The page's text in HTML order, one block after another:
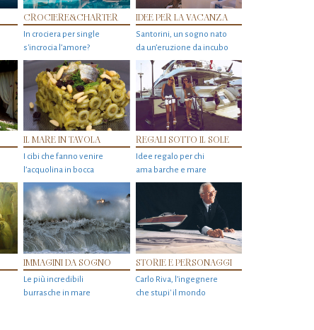
CROCIERE&CHARTER
In crociera per single
s'incrocia l’amore?
IDEE PER LA VACANZA
Santorini, un sogno nato
da un’eruzione da incubo
IL MARE IN TAVOLA
I cibi che fanno venire
l’acquolina in bocca
REGALI SOTTO IL SOLE
Idee regalo per chi
ama barche e mare
IMMAGINI DA SOGNO
Le più incredibili
burrasche in mare
STORIE E PERSONAGGI
Carlo Riva, l’ingegnere
che stupi' il mondo